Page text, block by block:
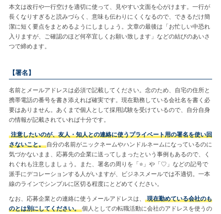
本文は改行や一行空けを適切に使って、見やすい文面を心がけます。一行が
長くなりすぎると読みづらく、意味も伝わりにくくなるので、できるだけ簡
潔に短く要点をまとめるようにしましょう。文章の最後は「お忙しい中恐れ
入りますが、ご確認のほど何卒宜しくお願い致します」などの結びのあいさ
つで締めます。
【署名】
名前とメールアドレスは必須で記載してください。念のため、自宅の住所と
携帯電話の番号を書き添えれば確実です。現在勤務している会社名を書く必
要はありません。あくまで個人として採用試験を受けているので、自分自身
の情報が記載されていれば十分です。
注意したいのが、友人・知人との連絡に使うプライベート用の署名を使い回
さないこと。 自分の名前がニックネームやハンドルネームになっているのに
気づかないまま、応募先の企業に送ってしまったという事例もあるので、く
れぐれも注意しましょう。また、署名の周りを「⭐」︎や「♡」などの記号で
派手にデコレーションする人がいますが、ビジネスメールでは不適切。一本
線のラインでシンプルに区切る程度にとどめてください。
なお、応募企業との連絡に使うメールアドレスは、
現在勤めている会社のも
のとは別にしてください。 個人としての転職活動に会社のアドレスを使うの